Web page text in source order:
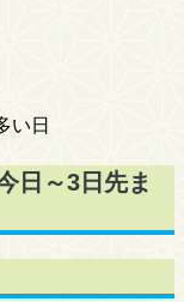
い日
日～3日先ま